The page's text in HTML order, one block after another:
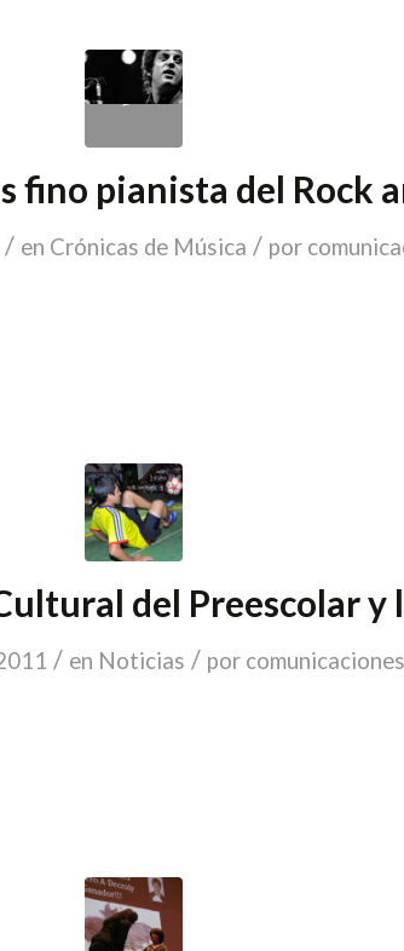
fino pianista del Rock
/ en Crónicas de Música / por
del Preescolar y
/ en Noticias / por comunicaciones